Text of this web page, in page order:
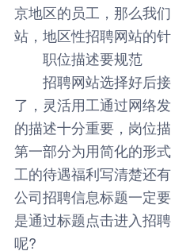
京地区的员工，那么我
站，地区性招聘网站的
职位描述要规范
招聘网站选择好后接
了，灵活用工通过网络
的描述十分重要，岗位
第一部分为用简化的形
工的待遇福利写清楚还
公司招聘信息标题一定
是通过标题点击进入招
呢?